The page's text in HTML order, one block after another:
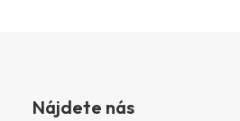
Nájdete nás